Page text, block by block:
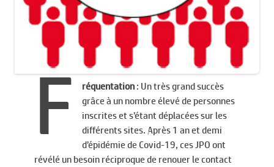
F réquentation: Un très grand succès
grâce à un nombre élevé de personnes
inscrites et s’étant déplacées sur les
différents sites. Après 1 an et demi
d’épidémie de Covid-19, ces JPO ont
révélé un besoin réciproque de renouer le contact